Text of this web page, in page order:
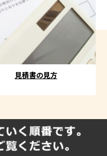
見積書の見方